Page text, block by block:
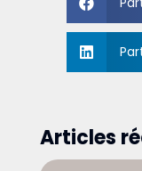

Articles